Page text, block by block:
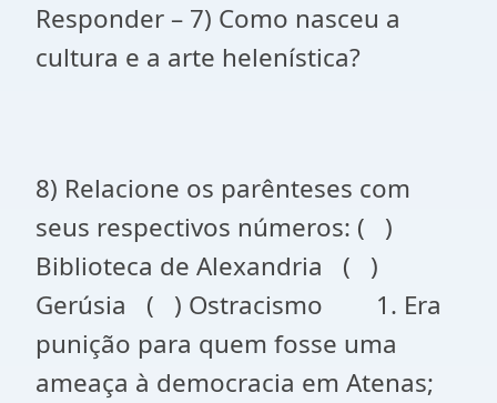
Responder – 7) Como nasceu a
cultura e a arte helenística?
8) Relacione os parênteses com
seus respectivos números: ( )
Biblioteca de Alexandria ( )
Gerúsia ( ) Ostracismo 1. Era
punição para quem fosse uma
ameaça à democracia em Atenas;